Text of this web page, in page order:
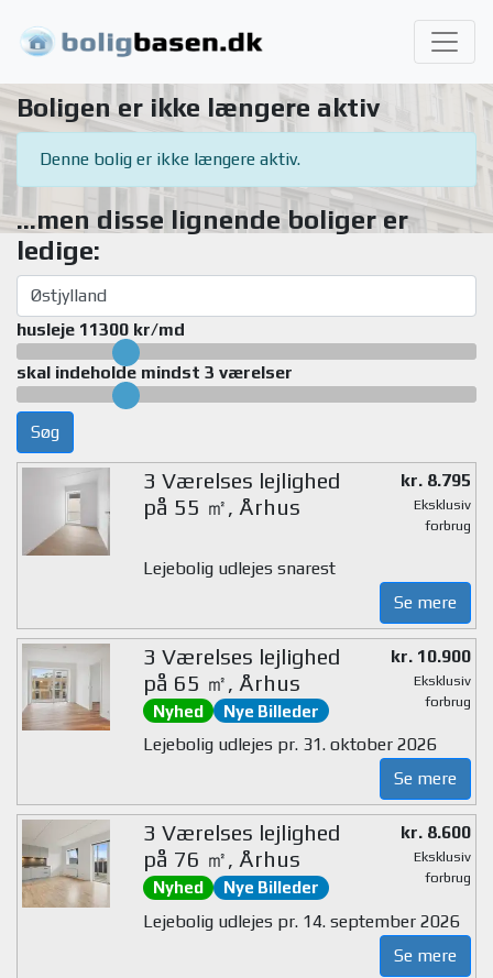
Boligen er ikke længere aktiv
Denne bolig er ikke længere aktiv.
...men disse lignende boliger er
ledige:
husleje 11300 kr/md
skal indeholde mindst 3 værelser
Søg
3 Værelses lejlighed
på 55 ㎡, Århus
kr. 8.795
Eksklusiv
forbrug
Lejebolig udlejes snarest
Se mere
3 Værelses lejlighed
på 65 ㎡, Århus
Nyhed Nye Billeder
kr. 10.900
Eksklusiv
forbrug
Lejebolig udlejes pr. 31. oktober 2026
Se mere
3 Værelses lejlighed
på 76 ㎡, Århus
Nyhed Nye Billeder
kr. 8.600
Eksklusiv
forbrug
Lejebolig udlejes pr. 14. september 2026
Se mere